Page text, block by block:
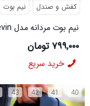
کفش و صندل نیم بوت
کد 6426
۷۹۹,۰۰۰ تومان
خرید سریع
40
41
42
43